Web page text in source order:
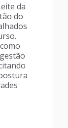
da
do